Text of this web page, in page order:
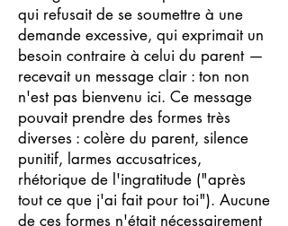
qui refusait de se soumettre à une
demande excessive, qui exprimait un
besoin contraire à celui du parent —
recevait un message clair : ton non
n'est pas bienvenu ici. Ce message
pouvait prendre des formes très
diverses : colère du parent, silence
punitif, larmes accusatrices,
rhétorique de l'ingratitude ("après
tout ce que j'ai fait pour toi"). Aucune
de ces formes n'était nécessairement